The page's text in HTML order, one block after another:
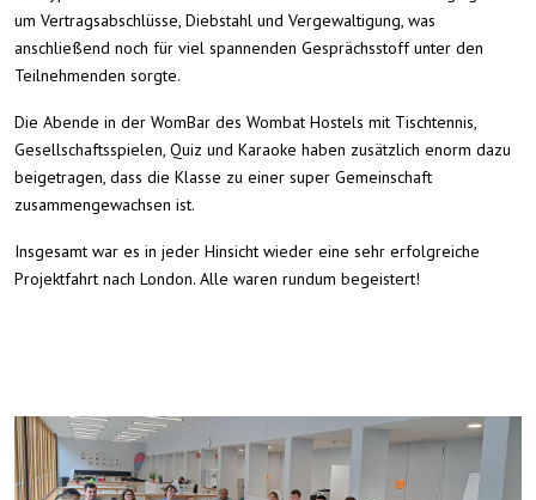
um Vertragsabschlüsse, Diebstahl und Vergewaltigung, was
anschließend noch für viel spannenden Gesprächsstoff unter den
Teilnehmenden sorgte.
Die Abende in der WomBar des Wombat Hostels mit Tischtennis,
Gesellschaftsspielen, Quiz und Karaoke haben zusätzlich enorm dazu
beigetragen, dass die Klasse zu einer super Gemeinschaft
zusammengewachsen ist.
Insgesamt war es in jeder Hinsicht wieder eine sehr erfolgreiche
Projektfahrt nach London. Alle waren rundum begeistert!